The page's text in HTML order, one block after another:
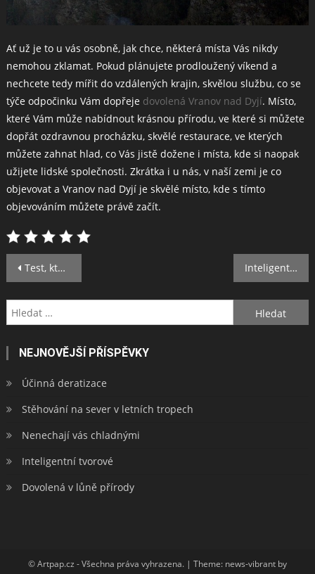
Ať už je to u vás osobně, jak chce, některá místa Vás nikdy
nemohou zklamat. Pokud plánujete prodloužený víkend a
nechcete tedy mířit do vzdálených krajin, skvělou službu, co se
týče odpočinku Vám dopřeje dovolená Vranov nad Dyjí. Místo,
které Vám může nabídnout krásnou přírodu, ve které si můžete
dopřát ozdravnou procházku, skvělé restaurace, ve kterých
můžete zahnat hlad, co Vás jistě dožene i místa, kde si naopak
užijete lidské společnosti. Zkrátka i u nás, v naší zemi je co
objevovat a Vranov nad Dyjí je skvělé místo, kde s tímto
objevováním můžete právě začít.
Navigace
pro
příspěvek
Test, který vám pomůže Inteligentní tvorové
Vyhledávání
NEJNOVĚJŠÍ PŘÍSPĚVKY
Účinná deratizace
Stěhování na sever v letních tropech
Nenechají vás chladnými
Inteligentní tvorové
Dovolená v lůně přírody
© Artpap.cz - Všechna práva vyhrazena. | Theme: news-vibrant by